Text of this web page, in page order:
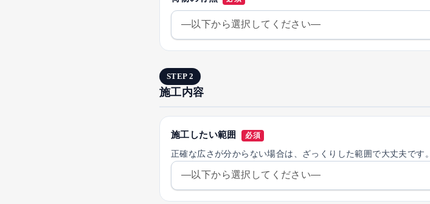
STEP 2
施工内容
施工したい範囲 必須
正確な広さが分からない場合は、ざっくりした範囲で大丈夫です。